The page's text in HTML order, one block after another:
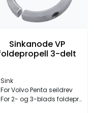
Sinkanode VP
3-delt
Sink
For Volvo Penta seildrev
For 2- og 3-blads foldepropell